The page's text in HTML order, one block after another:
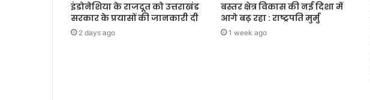
इंडोनेशिया के राजदूत को उत्तराखंड
सरकार के प्रयासों की जानकारी दी
2 days ago
बस्तर क्षेत्र विकास की नई दिशा में
आगे बढ़ रहा : राष्ट्रपति मुर्मु
1 week ago